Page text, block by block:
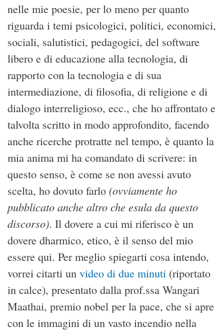
nelle mie poesie, per lo meno per quanto
riguarda i temi psicologici, politici, economici,
sociali, salutistici, pedagogici, del software
libero e di educazione alla tecnologia, di
rapporto con la tecnologia e di sua
intermediazione, di filosofia, di religione e di
dialogo interreligioso, ecc., che ho affrontato e
talvolta scritto in modo approfondito, facendo
anche ricerche protratte nel tempo, è quanto la
mia anima mi ha comandato di scrivere: in
questo senso, è come se non avessi avuto
scelta, ho dovuto farlo (ovviamente ho
pubblicato anche altro che esula da questo
discorso). Il dovere a cui mi riferisco è un
dovere dharmico, etico, è il senso del mio
essere qui. Per meglio spiegarti cosa intendo,
vorrei citarti un video di due minuti (riportato
in calce), presentato dalla prof.ssa Wangari
Maathai, premio nobel per la pace, che si apre
con le immagini di un vasto incendio nella